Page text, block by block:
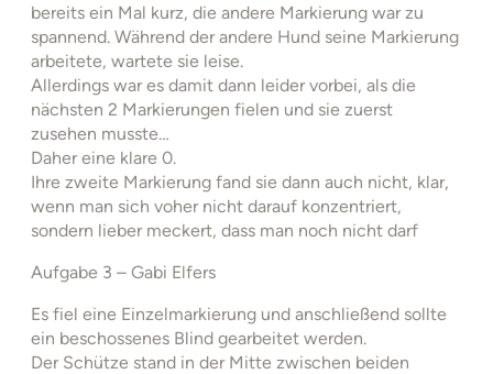
bereits ein Mal kurz, die andere Markierung war zu
spannend. Während der andere Hund seine Markierung
arbeitete, wartete sie leise.
Allerdings war es damit dann leider vorbei, als die
nächsten 2 Markierungen fielen und sie zuerst
zusehen musste…
Daher eine klare 0.
Ihre zweite Markierung fand sie dann auch nicht, klar,
wenn man sich voher nicht darauf konzentriert,
sondern lieber meckert, dass man noch nicht darf
Aufgabe 3 – Gabi Elfers
Es fiel eine Einzelmarkierung und anschließend sollte
ein beschossenes Blind gearbeitet werden.
Der Schütze stand in der Mitte zwischen beiden